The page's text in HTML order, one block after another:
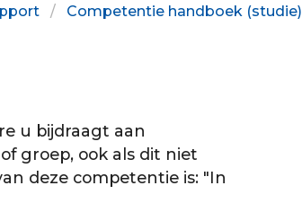
Competentie handboek (studie)
u bijdraagt aan
groep, ook als dit niet
deze competentie is: "In